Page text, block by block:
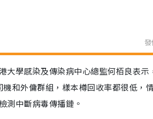
大學感染及傳染病中心總監何栢良表示
和外傭群組，樣本樽回收率都很低，
測中斷病毒傳播鏈。